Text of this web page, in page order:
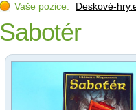
Vaše pozice: Deskové-
Sabotér